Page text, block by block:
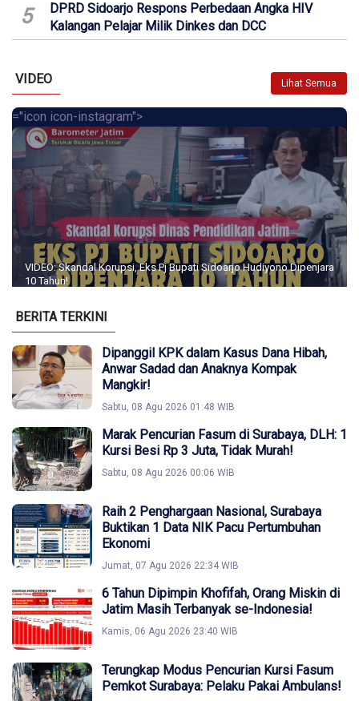
5
DPRD Sidoarjo Respons Perbedaan Angka HIV
Kalangan Pelajar Milik Dinkes dan DCC
VIDEO Lihat Semua
="icon icon-instagram">
VIDEO: Skandal Korupsi, Eks Pj Bupati Sidoarjo Hudiyono Dipenjara
10 Tahun!
BERITA TERKINI
Dipanggil KPK dalam Kasus Dana Hibah,
Anwar Sadad dan Anaknya Kompak
Mangkir!
Sabtu, 08 Agu 2026 01:48 WIB
Marak Pencurian Fasum di Surabaya, DLH: 1
Kursi Besi Rp 3 Juta, Tidak Murah!
Sabtu, 08 Agu 2026 00:06 WIB
Raih 2 Penghargaan Nasional, Surabaya
Buktikan 1 Data NIK Pacu Pertumbuhan
Ekonomi
Jumat, 07 Agu 2026 22:34 WIB
6 Tahun Dipimpin Khofifah, Orang Miskin di
Jatim Masih Terbanyak se-Indonesia!
Kamis, 06 Agu 2026 23:40 WIB
Terungkap Modus Pencurian Kursi Fasum
Pemkot Surabaya: Pelaku Pakai Ambulans!